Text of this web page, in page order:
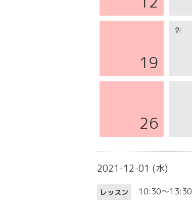
19
26
2021-12-01 (水)
レッスン 10:30～13:30